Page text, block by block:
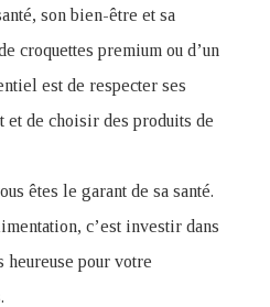
son bien-être et sa
croquettes premium ou d’un
est de respecter ses
de choisir des produits de
êtes le garant de sa santé.
c’est investir dans
heureuse pour votre